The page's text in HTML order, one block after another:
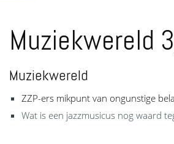
Muziekwereld
Muziekwereld
ZZP-ers mikpunt van ongunstige
Wat is een jazzmusicus nog waard